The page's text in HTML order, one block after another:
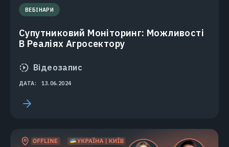
ВЕБІНАРИ
Супутниковий Моніторинг: Можливості
В Реаліях Агросектору
Відеозапис
ДАТА: 13.06.2024